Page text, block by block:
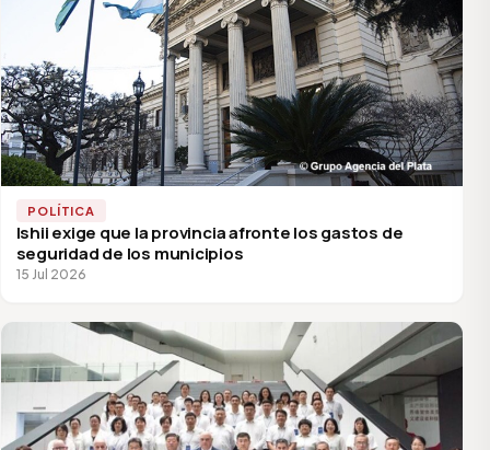
POLÍTICA
Ishii exige que la provincia afronte los gastos de
seguridad de los municipios
15 Jul 2026